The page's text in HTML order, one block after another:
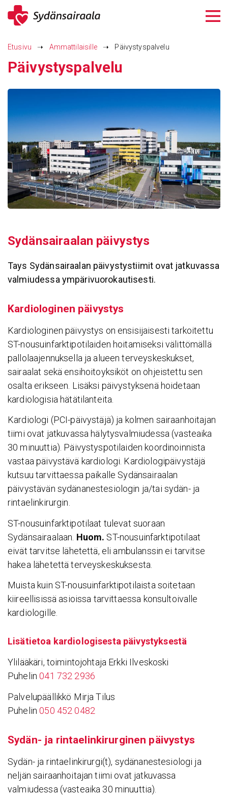
Siirry
sisältöön
Etusivu ➝ Ammattilaisille ➝ Päivystyspalvelu
Päivys­tys­pal­velu
Sydän­sai­raalan päivystys
Tays Sydänsairaalan päivystystiimit ovat jatkuvassa
valmiudessa ympärivuorokautisesti.
Kardio­lo­ginen päivystys
Kardiologinen päivystys on ensisijaisesti tarkoitettu
ST-nousuinfarktipotilaiden hoitamiseksi välittömällä
pallolaajennuksella ja alueen terveyskeskukset,
sairaalat sekä ensihoitoyksiköt on ohjeistettu sen
osalta erikseen. Lisäksi päivystyksenä hoidetaan
kardiologisia hätätilanteita.
Kardiologi (PCI-päivystäjä) ja kolmen sairaanhoitajan
tiimi ovat jatkuvassa hälytysvalmiudessa (vasteaika
30 minuuttia). Päivystyspotilaiden koordinoinnista
vastaa päivystävä kardiologi. Kardiologipäivystäjä
kutsuu tarvittaessa paikalle Sydänsairaalan
päivystävän sydänanestesiologin ja/tai sydän- ja
rintaelinkirurgin.
ST-nousuinfarktipotilaat tulevat suoraan
Sydänsairaalaan. Huom. ST-nousuinfarktipotilaat
eivät tarvitse lähetettä, eli ambulanssin ei tarvitse
hakea lähetettä terveyskeskuksesta.
Muista kuin ST-nousuinfarktipotilaista soitetaan
kiireellisissä asioissa tarvittaessa konsultoivalle
kardiologille.
Lisä­tietoa kardio­lo­gi­sesta päivys­tyk­sestä
Ylilääkäri, toimintojohtaja Erkki Ilveskoski
Puhelin041 732 2936
Palvelupäällikkö Mirja Tilus
Puhelin050 452 0482
Sydän- ja rintae­lin­ki­rur­ginen päivystys
Sydän- ja rintaelinkirurgi(t), sydänanestesiologi ja
neljän sairaanhoitajan tiimi ovat jatkuvassa
valmiudessa (vasteaika 30 minuuttia).